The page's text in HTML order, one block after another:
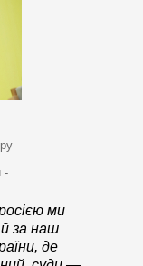
-
ми
за наш
де